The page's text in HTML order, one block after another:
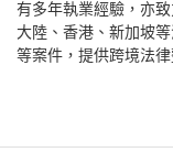
有多年執業經驗，亦
大陸、香港、新加坡
等案件，提供跨境法律